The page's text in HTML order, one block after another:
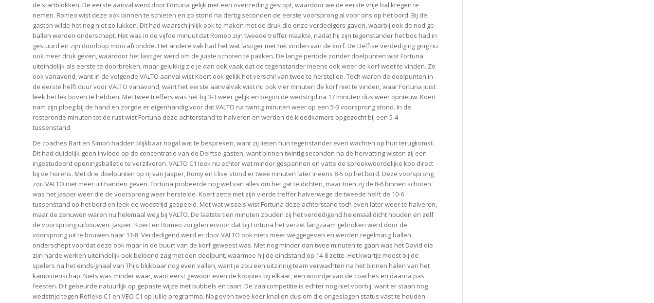
de startblokken. De eerste aanval werd door Fortuna gelijk met een overtreding gestopt, waardoor we de eerste vrije bal kregen te
nemen. Romeo wist deze ook binnen te schieten en zo stond na dertig seconden de eerste voorsprong al voor ons op het bord. Bij de
gasten wilde het nog niet zo lukken. Dit had waarschijnlijk ook te maken met de druk die onze verdedigers gaven, waarbij ook de nodige
ballen werden onderschept. Het was in de vijfde minuut dat Romeo zijn tweede treffer maakte, nadat hij zijn tegenstander het bos had in
gestuurd en zijn doorloop mooi afrondde. Het andere vak had het wat lastiger met het vinden van de korf. De Delftse verdediging ging nu
ook meer druk geven, waardoor het lastiger werd om de juiste schoten te pakken. De lange periode zonder doelpunten wist Fortuna
uiteindelijk als eerste te doorbreken, maar gelukkig zie je dan ook vaak dat de tegenstander ineens ook weer de korf weet te vinden. Zo
ook vanavond, want in de volgende VALTO aanval wist Koert ook gelijk het verschil van twee te herstellen. Toch waren de doelpunten in
de eerste helft duur voor VALTO vanavond, want het eerste aanvalvak wist nu ook vier minuten de korf niet te vinden, waar Fortuna juist
leek het lek boven te hebben. Met twee treffers was het bij 3-3 weer gelijk en begon de wedstrijd na 17 minuten dus weer opnieuw. Koert
nam zijn ploeg bij de hand en zorgde er eigenhandig voor dat VALTO na twintig minuten weer op een 5-3 voorsprong stond. In de
resterende minuten tot de rust wist Fortuna deze achterstand te halveren en werden de kleedkamers opgezocht bij een 5-4
tussenstand.
De coaches Bart en Simon hadden blijkbaar nogal wat te bespreken, want zij lieten hun tegenstander even wachten op hun terugkomst.
Dit had duidelijk geen invloed op de concentratie van de Delftse gasten, want binnen twintig seconden na de hervatting wisten zij een
ingestudeerd openingsballetje te verzilveren. VALTO C1 leek nu echter wat minder gespannen en vatte de spreekwoordelijke koe direct
bij de horens. Met drie doelpunten op rij van Jasper, Romy en Elise stond er twee minuten later ineens 8-5 op het bord. Deze voorsprong
zou VALTO niet meer uit handen geven. Fortuna probeerde nog wel van alles om het gat te dichten, maar toen zij de 8-6 binnen schoten
was het Jasper weer die de voorsprong weer herstelde. Koert zette met zijn vierde treffer halverwege de tweede helft de 10-6
tussenstand op het bord en leek de wedstrijd gespeeld. Met wat wissels wist Fortuna deze achterstand toch even later weer te halveren,
maar de zenuwen waren nu helemaal weg bij VALTO. De laatste tien minuten zouden zij het verdedigend helemaal dicht houden en zelf
de voorsprong uitbouwen. Jasper, Koert en Romeo zorgden ervoor dat bij Fortuna het verzet langzaam gebroken werd door de
voorsprong uit te bouwen naar 13-8. Verdedigend werd er door VALTO ook niets meer weggegeven en werden regelmatig ballen
onderschept voordat deze ook maar in de buurt van de korf geweest was. Met nog minder dan twee minuten te gaan was het David die
zijn harde werken uiteindelijk ook beloond zag met een doelpunt, waarmee hij de eindstand op 14-8 zette. Het kwartje moest bij de
spelers na het eindsignaal van Thijs blijkbaar nog even vallen, want je zou een uitzinnig team verwachten na het binnen halen van het
kampioenschap. Niets was minder waar, want eerst gewoon even de koppies bij elkaar, een woordje van de coaches en daarna pas
feesten. Dit gebeurde natuurlijk op gepaste wijze met bubbels en taart. De zaalcompetitie is echter nog niet voorbij, want er staan nog
wedstrijd tegen Refleks C1 en VEO C1 op jullie programma. Nog even twee keer knallen dus om die ongeslagen status vast te houden.